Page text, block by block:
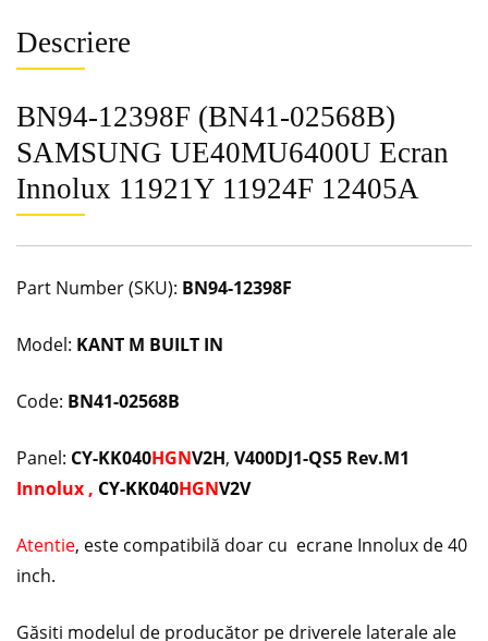
Descriere
BN94-12398F (BN41-02568B)
SAMSUNG UE40MU6400U Ecran
Innolux 11921Y 11924F 12405A
Part Number (SKU): BN94-12398F
Model: KANT M BUILT IN
Code: BN41-02568B
Panel: CY-KK040HGNV2H, V400DJ1-QS5 Rev.M1
Innolux , CY-KK040HGNV2V
Atentie, este compatibilă doar cu ecrane Innolux de 40
inch.
Găsiti modelul de producător pe driverele laterale ale